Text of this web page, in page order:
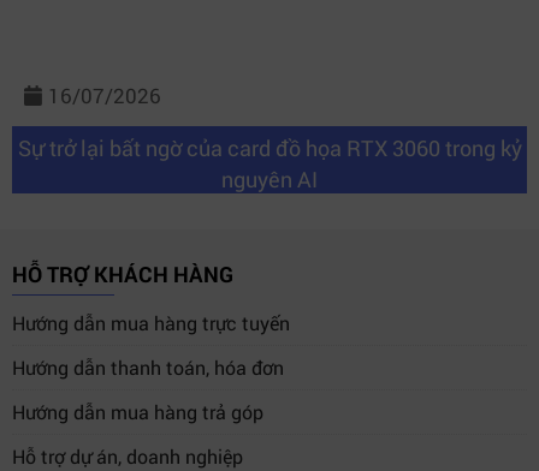
16/07/2026
Sự trở lại bất ngờ của card đồ họa RTX 3060 trong kỷ
nguyên AI
HỖ TRỢ KHÁCH HÀNG
Hướng dẫn mua hàng trực tuyến
Hướng dẫn thanh toán, hóa đơn
Hướng dẫn mua hàng trả góp
Hỗ trợ dự án, doanh nghiệp